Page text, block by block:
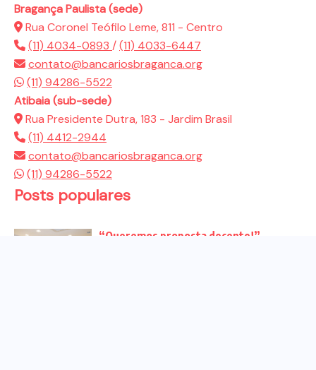
Bragança Paulista (sede)
Rua Coronel Teófilo Leme, 811 - Centro
(11) 4034-0893 /(11) 4033-6447
contato@bancariosbraganca.org
(11) 94286-5522
Atibaia (sub-sede)
Rua Presidente Dutra, 183 - Jardim Brasil
(11) 4412-2944
contato@bancariosbraganca.org
(11) 94286-5522
Posts populares
“Queremos proposta decente!”